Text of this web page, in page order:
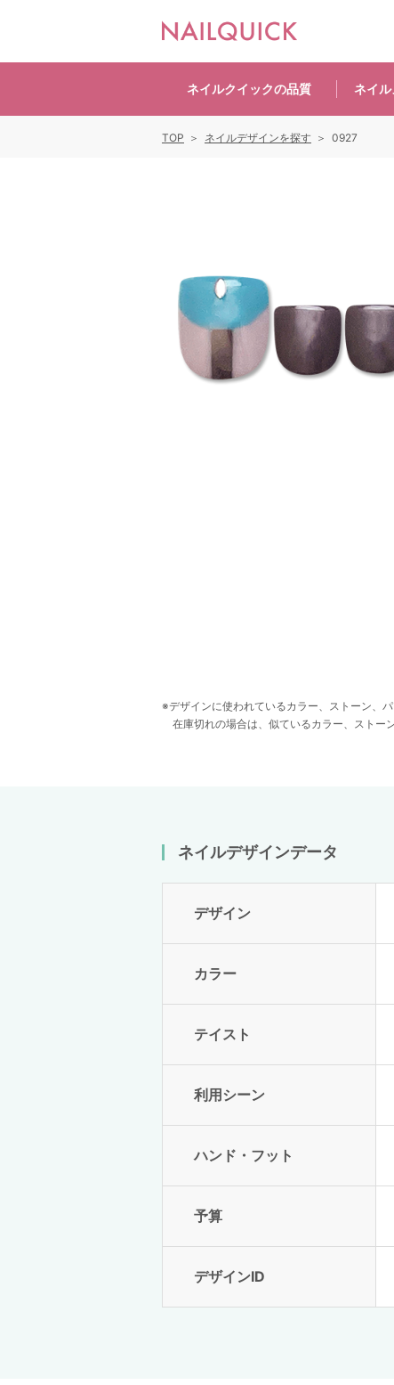
ネイルクイックの品質 ネイル
デザインに使われているカラー、ストーン、
在庫切れの場合は、似ているカラー、ストー
ネイルデザインデータ
デザイン
カラー
テイスト
利用シーン
ハンド・フット
予算
デザインID
TOP ネイルデザインを探す 0927